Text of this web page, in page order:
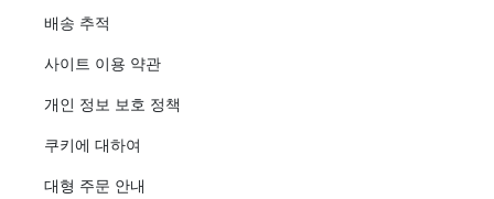
배송 추적
사이트 이용 약관
개인 정보 보호 정책
쿠키에 대하여
대형 주문 안내